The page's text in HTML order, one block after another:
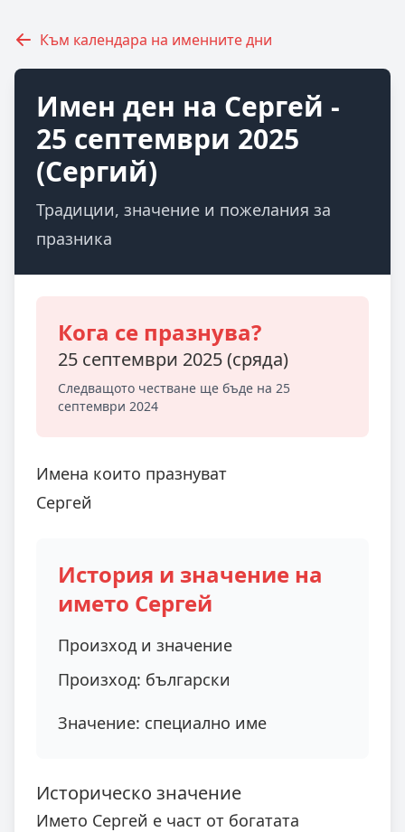
Към календара на именните дни
Имен ден на Сергей -
25 септември 2025
(Сергий)
Традиции, значение и пожелания за
празника
Кога се празнува?
25 септември 2025 (сряда)
Следващото честване ще бъде на 25
септември 2024
Имена които празнуват
Сергей
История и значение на
името Сергей
Произход и значение
Произход: български
Значение: специално име
Историческо значение
Името Сергей е част от богатата